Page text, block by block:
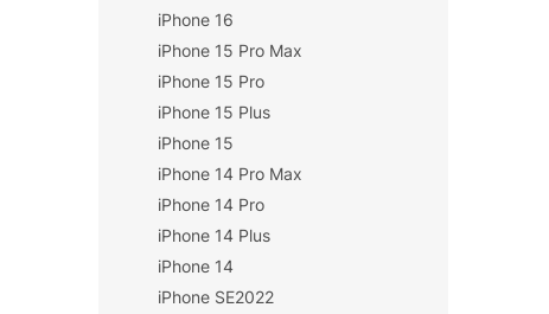
iPhone 16
iPhone 15 Pro Max
iPhone 15 Pro
iPhone 15 Plus
iPhone 15
iPhone 14 Pro Max
iPhone 14 Pro
iPhone 14 Plus
iPhone 14
iPhone SE2022